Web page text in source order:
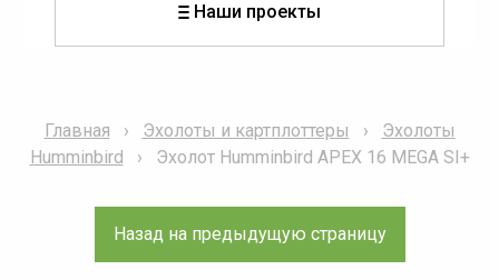
Наши проекты
Главная Эхолоты и картплоттеры
Эхолоты
Humminbird
Эхолот Humminbird APEX 16 MEGA SI+